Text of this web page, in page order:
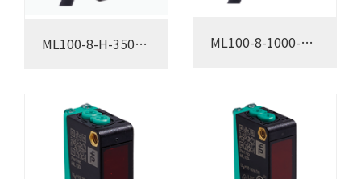
ML100-8-H-350-
ML100-8-1000-